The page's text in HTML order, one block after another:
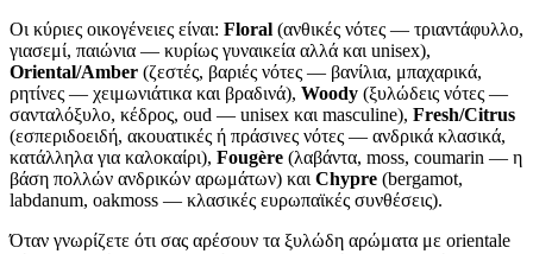
Οι κύριες οικογένειες είναι: Floral (ανθικές νότες — τριαντάφυλλο,
γιασεμί, παιώνια — κυρίως γυναικεία αλλά και unisex),
Oriental/Amber (ζεστές, βαριές νότες — βανίλια, μπαχαρικά,
ρητίνες — χειμωνιάτικα και βραδινά), Woody (ξυλώδεις νότες —
σανταλόξυλο, κέδρος, oud — unisex και masculine), Fresh/Citrus
(εσπεριδοειδή, ακουατικές ή πράσινες νότες — ανδρικά κλασικά,
κατάλληλα για καλοκαίρι), Fougère (λαβάντα, moss, coumarin — η
βάση πολλών ανδρικών αρωμάτων) και Chypre (bergamot,
labdanum, oakmoss — κλασικές ευρωπαϊκές συνθέσεις).
Όταν γνωρίζετε ότι σας αρέσουν τα ξυλώδη αρώματα με orientale